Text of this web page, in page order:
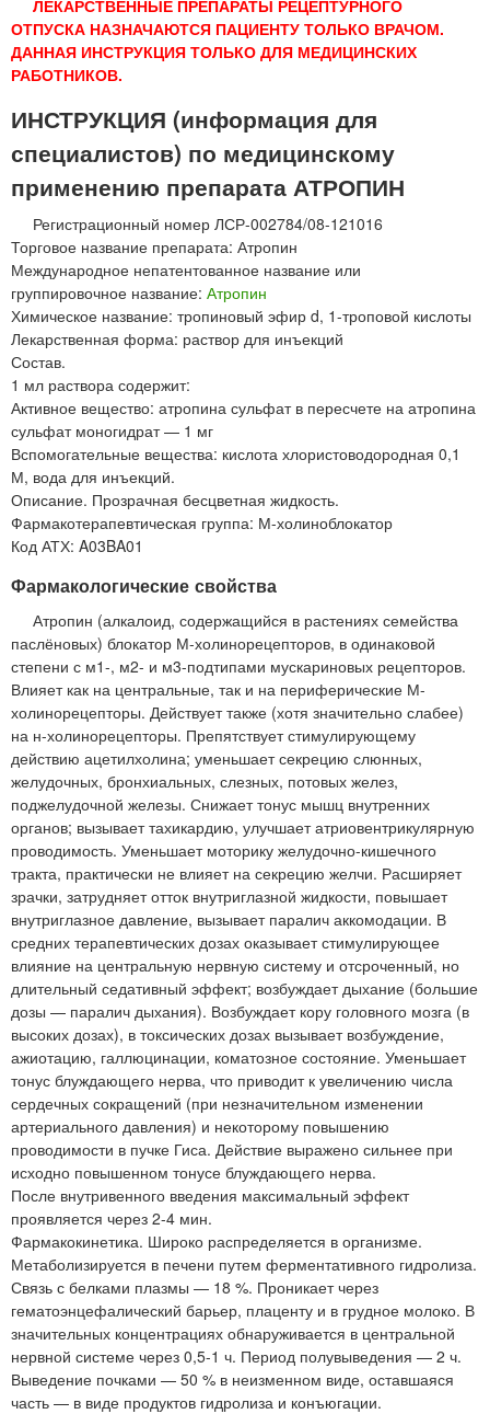
ЛЕКАРСТВЕННЫЕ ПРЕПАРАТЫ РЕЦЕПТУРНОГО
ОТПУСКА НАЗНАЧАЮТСЯ ПАЦИЕНТУ ТОЛЬКО ВРАЧОМ.
ДАННАЯ ИНСТРУКЦИЯ ТОЛЬКО ДЛЯ МЕДИЦИНСКИХ
РАБОТНИКОВ.
ИНСТРУКЦИЯ (информация для
специалистов) по медицинскому
применению препарата АТРОПИН
Регистрационный номер ЛСР-002784/08-121016
Торговое название препарата: Атропин
Международное непатентованное название или
группировочное название: Атропин
Химическое название: тропиновый эфир d, 1-троповой кислоты
Лекарственная форма: раствор для инъекций
Состав.
1 мл раствора содержит:
Активное вещество: атропина сульфат в пересчете на атропина
сульфат моногидрат — 1 мг
Вспомогательные вещества: кислота хлористоводородная 0,1
М, вода для инъекций.
Описание. Прозрачная бесцветная жидкость.
Фармакотерапевтическая группа: М-холиноблокатор
Код АТХ: A03BA01
Фармакологические свойства
Атропин (алкалоид, содержащийся в растениях семейства
паслёновых) блокатор М-холинорецепторов, в одинаковой
степени с м1-, м2- и м3-подтипами мускариновых рецепторов.
Влияет как на центральные, так и на периферические М-
холинорецепторы. Действует также (хотя значительно слабее)
на н-холинорецепторы. Препятствует стимулирующему
действию ацетилхолина; уменьшает секрецию слюнных,
желудочных, бронхиальных, слезных, потовых желез,
поджелудочной железы. Снижает тонус мышц внутренних
органов; вызывает тахикардию, улучшает атриовентрикулярную
проводимость. Уменьшает моторику желудочно-кишечного
тракта, практически не влияет на секрецию желчи. Расширяет
зрачки, затрудняет отток внутриглазной жидкости, повышает
внутриглазное давление, вызывает паралич аккомодации. В
средних терапевтических дозах оказывает стимулирующее
влияние на центральную нервную систему и отсроченный, но
длительный седативный эффект; возбуждает дыхание (большие
дозы — паралич дыхания). Возбуждает кору головного мозга (в
высоких дозах), в токсических дозах вызывает возбуждение,
ажиотацию, галлюцинации, коматозное состояние. Уменьшает
тонус блуждающего нерва, что приводит к увеличению числа
сердечных сокращений (при незначительном изменении
артериального давления) и некоторому повышению
проводимости в пучке Гиса. Действие выражено сильнее при
исходно повышенном тонусе блуждающего нерва.
После внутривенного введения максимальный эффект
проявляется через 2-4 мин.
Фармакокинетика. Широко распределяется в организме.
Метаболизируется в печени путем ферментативного гидролиза.
Связь с белками плазмы — 18 %. Проникает через
гематоэнцефалический барьер, плаценту и в грудное молоко. В
значительных концентрациях обнаруживается в центральной
нервной системе через 0,5-1 ч. Период полувыведения — 2 ч.
Выведение почками — 50 % в неизменном виде, оставшаяся
часть — в виде продуктов гидролиза и конъюгации.